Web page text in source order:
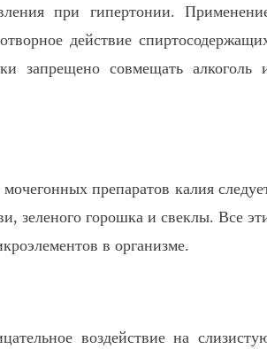
при гипертонии.
действие
запрещено совмещать алкоголь
препаратов калия
зеленого горошка и свеклы. Все
в организме.
воздействие на